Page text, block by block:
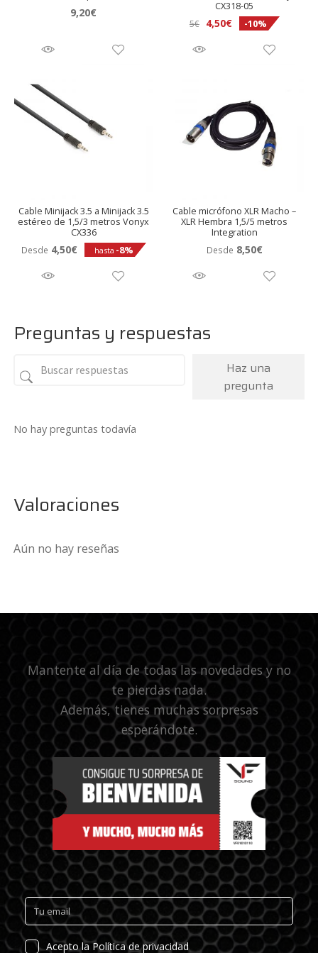
9,20€
CX318-05
5€
El
original
4,50€El
actual
-10%
Cable Minijack 3.5 a Minijack 3.5
estéreo de 1,5/3 metros Vonyx
CX336
Desde 4,50€ hasta -8%
Cable micrófono XLR Macho –
XLR Hembra 1,5/5 metros
Integration
Desde 8,50€
Preguntas y respuestas
Haz una
pregunta
No hay preguntas todavía
Valoraciones
Aún no hay reseñas
Mantente al día de todas las novedades y no
te pierdas nada.
Además, tienes muchas sorpresas
esperándote.